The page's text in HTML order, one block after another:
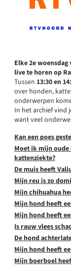
Elke 2e
live te horen op
Tussen 13:30 en
over honden,
onderwerpen
In het archief vind
want veel
Artikelen
Titel
Kan een poes
Moet ik mijn oude
kattenziekte?
De muis heeft
Mijn reu is zo
Mijn chihuahua
Mijn hond heeft
Mijn hond heeft
Is rauw vlees
De hond
Mijn hond heeft
Mijn boerboel